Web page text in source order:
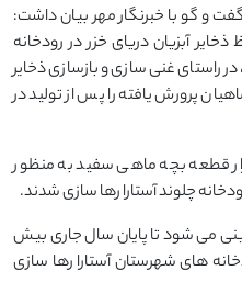
و گو با خبرنگار مهر بیان داشت:
آبزیان دریای خزر در رودخانه
راستای غنی‌ سازی و بازسازی ذخایر
پرورش ‌یافته را پس از تولید در
واعظی یک میلیون و ۴۰۰ هزار قطعه بچه ماهی سفید به منظور
چلوند آستارا رها سازی شدند.
می ‌شود تا پایان سال جاری بیش
های شهرستان آستارا رها سازی